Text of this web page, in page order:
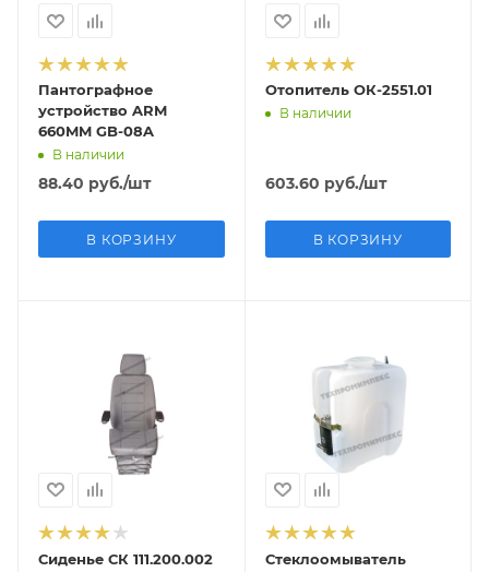
Пантографное
устройство ARM
660MM GB-08A
В наличии
88.40 руб./шт
В КОРЗИНУ
Отопитель ОК-2551.01
В наличии
603.60 руб./шт
В КОРЗИНУ
Сиденье СК 111.200.002
Стеклоомыватель